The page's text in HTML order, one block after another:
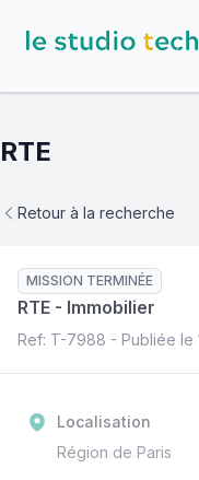
RTE
Retour à la recherche
RTE - Immobilier
MISSION TERMINÉE
Ref: T-7988 - Publiée le
Localisation
Région de Paris